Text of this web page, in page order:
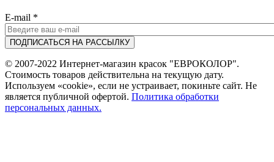
E-mail *
© 2007-2022 Интернет-магазин красок "ЕВРОКОЛОР".
Стоимость товаров действительна на текущую дату.
Используем «cookie», если не устраивает, покиньте сайт. Не
является публичной офертой. Политика обработки
персональных данных.